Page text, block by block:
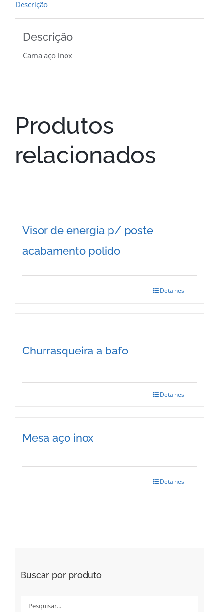
Descrição
Descrição
Cama aço inox
Produtos
relacionados
Visor de energia p/ poste
acabamento polido
Detalhes
Churrasqueira a bafo
Detalhes
Mesa aço inox
Detalhes
Buscar por produto